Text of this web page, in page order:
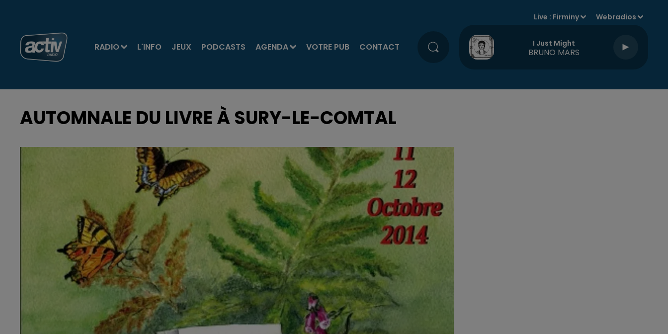
RADIO L'INFO JEUX PODCASTS AGENDA VOTRE PUB CONTACT
Live : Firminy Webradios
I Just Might
BRUNO MARS
AUTOMNALE DU LIVRE À SURY-LE-COMTAL